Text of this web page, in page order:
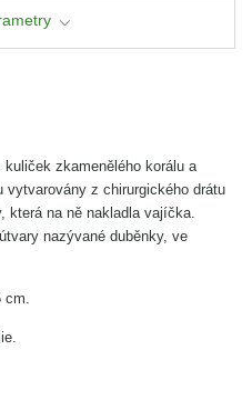
zkamenělého korálu a
z chirurgického drátu
která na ně nakladla vajíčka.
nazývané duběnky, ve
cm.